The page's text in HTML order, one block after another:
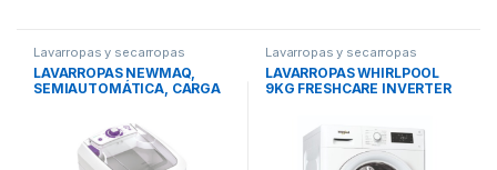
Lavarropas y secarropas
LAVARROPAS NEWMAQ,
SEMIAUTOMÁTICA, CARGA
Lavarropas y secarropas
LAVARROPAS WHIRLPOOL
9KG FRESHCARE INVERTER